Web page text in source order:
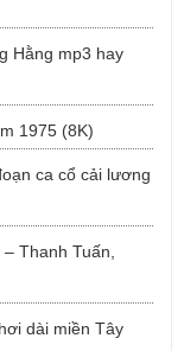
Hằng mp3 hay
1975 (8K)
ca cổ cải lương
Thanh Tuấn,
dài miền Tây